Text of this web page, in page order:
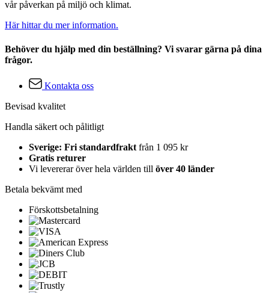
vår påverkan på miljö och klimat.
Här hittar du mer information.
Behöver du hjälp med din beställning? Vi svarar gärna på dina
frågor.
Kontakta oss
Bevisad kvalitet
Handla säkert och pålitligt
Sverige: Fri standardfrakt från 1 095 kr
Gratis returer
Vi levererar över hela världen till över 40 länder
Betala bekvämt med
Förskottsbetalning